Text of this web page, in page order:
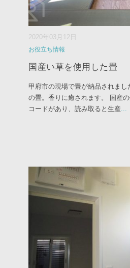
2020年03月12日
お役立ち情報
国産い草を使用した畳
甲府市の現場で畳が納品されまし
の畳。香りに癒されます。 国産
コードがあり、読み取ると生産...